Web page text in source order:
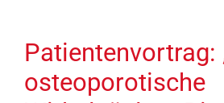
Patientenvortrag:
osteoporotische